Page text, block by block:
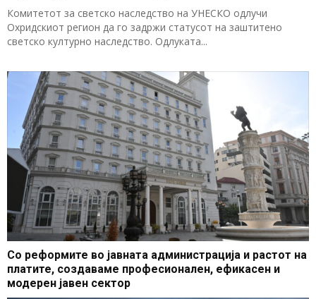
Комитетот за светско наследство на УНЕСКО одлучи
Охридскиот регион да го задржи статусот на заштитено
светско културно наследство. Одлуката...
Со реформите во јавната администрација и растот на
платите, создаваме професионален, ефикасен и
модерен јавен сектор